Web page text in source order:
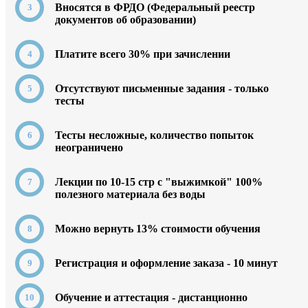
Вносятся в ФРДО (Федеральный реестр
документов об образовании)
Платите всего 30% при зачислении
Отсутствуют письменные задания - только
тесты
Тесты несложные, количество попыток
неограничено
Лекции по 10-15 стр с "выжимкой" 100%
полезного материала без воды
Можно вернуть 13% стоимости обучения
Регистрация и оформление заказа - 10 минут
Обучение и аттестация - дистанционно